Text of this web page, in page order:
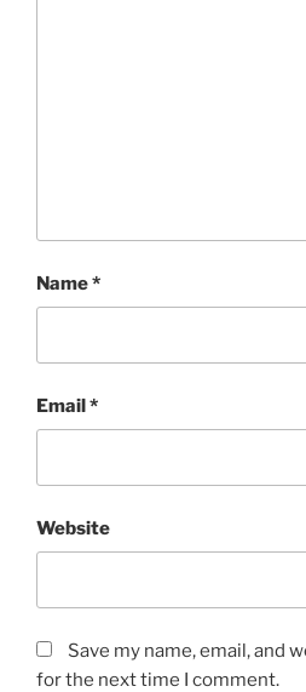
Name*
Email*
Website
Save my name, email, and
for the next time I comment.